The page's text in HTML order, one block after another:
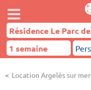
Location Argelès sur mer